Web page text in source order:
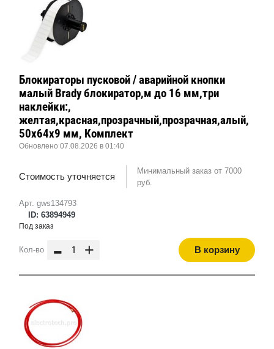
Арт. gws134793
ID: 63894949
Блокираторы пусковой / аварийной кнопки
малый Brady блокиратор,м до 16 мм,три
наклейки:,
желтая,красная,прозрачный,прозрачная,алый,
50x64x9 мм, Комплект
Обновлено 07.08.2026 в 01:40
Стоимость уточняется
Минимальный заказ от 7000
руб.
Под заказ
Кол-во - + В корзину